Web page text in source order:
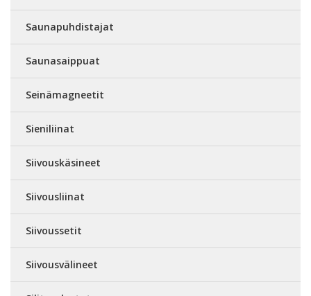
Saunapuhdistajat
Saunasaippuat
Seinämagneetit
Sieniliinat
Siivouskäsineet
Siivousliinat
Siivoussetit
Siivousvälineet